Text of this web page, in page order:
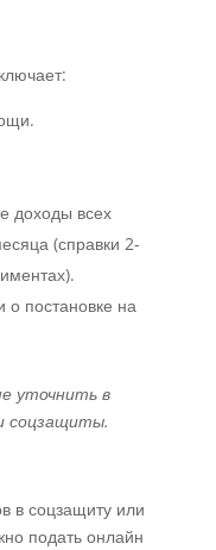
доходы всех
(справки 2-
о постановке на
уточнить в
соцзащиты.
в соцзащиту или
подать онлайн